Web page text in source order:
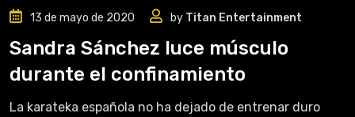
13 de mayo de 2020 by Titan Entertainment
Sandra Sánchez luce músculo
durante el confinamiento
La karateka española no ha dejado de entrenar duro